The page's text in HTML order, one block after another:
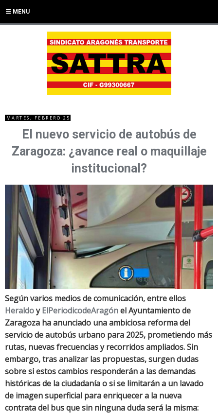
MENU
MARTES, FEBRERO 25
El nuevo servicio de autobús de
Zaragoza: ¿avance real o maquillaje
institucional?
Según varios medios de comunicación, entre ellos
HeraldoyElPeriodicodeAragónel Ayuntamiento de
Zaragoza ha anunciado una ambiciosa reforma del
servicio de autobús urbano para 2025, prometiendo más
rutas, nuevas frecuencias y recorridos ampliados. Sin
embargo, tras analizar las propuestas, surgen dudas
sobre si estos cambios responderán a las demandas
históricas de la ciudadanía o si se limitarán a un lavado
de imagen superficial para enriquecer a la nueva
contrata del bus que sin ninguna duda será la misma: